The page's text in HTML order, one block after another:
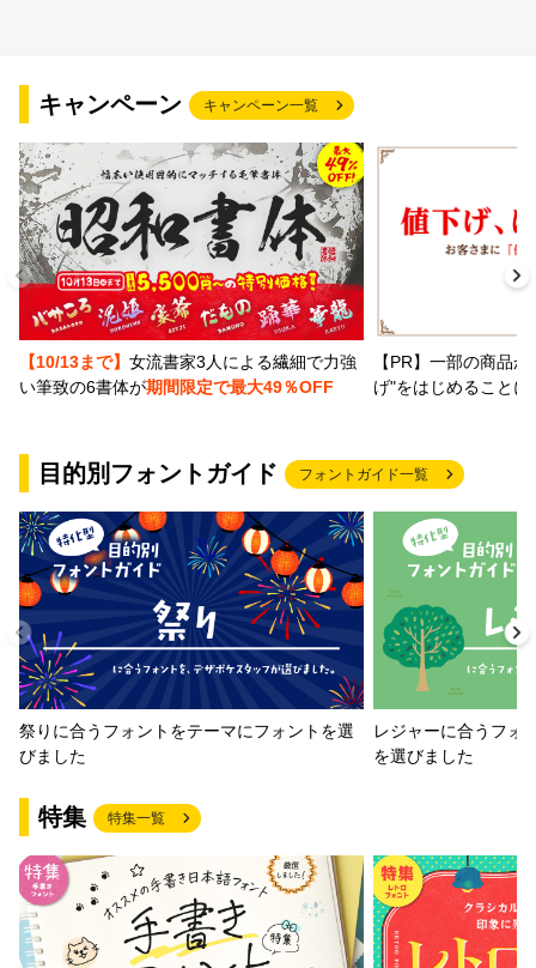
キャンペーン キャンペーン一覧
【10/13まで】 女流書家3人による繊細で力強
い筆致の6書体が期間限定で最大49％OFF
【PR】一部の商品
げ"をはじめること
目的別フォントガイド フォントガイド一覧
祭りに合うフォントをテーマにフォントを選
びました
レジャーに合うフォ
を選びました
特集 特集一覧